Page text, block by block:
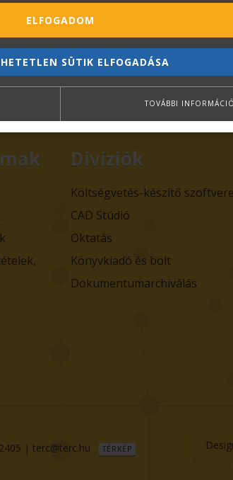
Divíziók
Költségvetés-készítő
CAD Stúdió
Oktatás
Könyvkiadó és bolt
Dokumentumarchiválás
| terc@terc.hu TÉRKÉP
ELFOGADOM
SÜTIK ELFOGADÁSA
TOVÁBBI INFORMÁCIÓ